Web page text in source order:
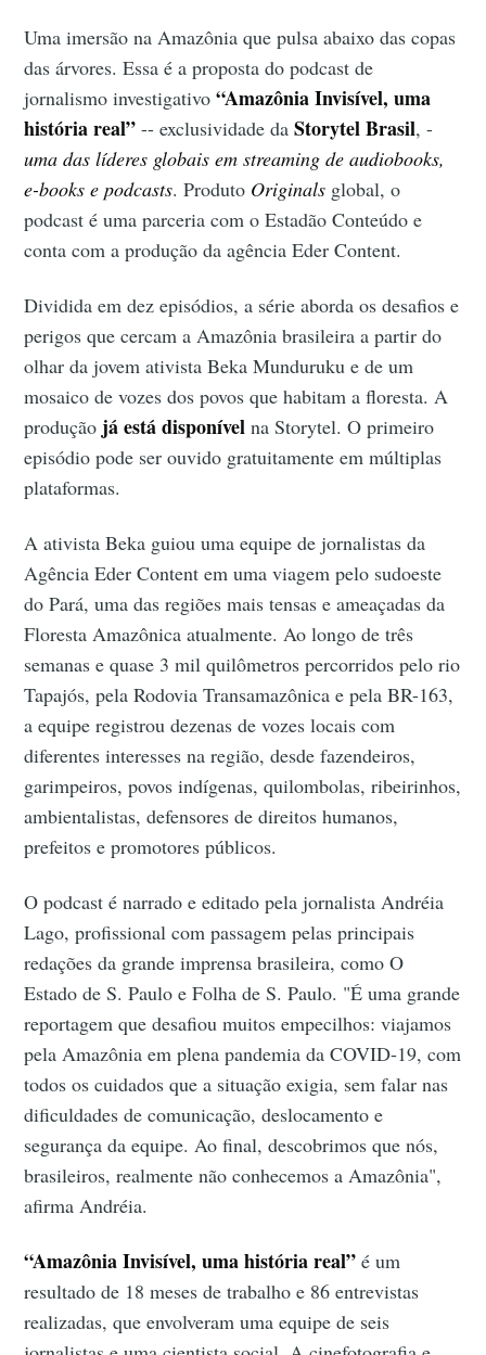
Uma imersão na Amazônia que pulsa abaixo das copas
das árvores. Essa é a proposta do podcast de
jornalismo investigativo“Amazônia Invisível, uma
história real” -- exclusividade daStorytel Brasil, -
uma das líderes globais em streaming de audiobooks,
e-books e podcasts. Produto Originals global, o
podcast é uma parceria com o Estadão Conteúdo e
conta com a produção da agência Eder Content.
Dividida em dez episódios, a série aborda os desafios e
perigos que cercam a Amazônia brasileira a partir do
olhar da jovem ativista Beka Munduruku e de um
mosaico de vozes dos povos que habitam a floresta. A
produção já está disponível na Storytel. O primeiro
episódio pode ser ouvido gratuitamente em múltiplas
plataformas.
A ativista Beka guiou uma equipe de jornalistas da
Agência Eder Content em uma viagem pelo sudoeste
do Pará, uma das regiões mais tensas e ameaçadas da
Floresta Amazônica atualmente. Ao longo de três
semanas e quase 3 mil quilômetros percorridos pelo rio
Tapajós, pela Rodovia Transamazônica e pela BR-163,
a equipe registrou dezenas de vozes locais com
diferentes interesses na região, desde fazendeiros,
garimpeiros, povos indígenas, quilombolas, ribeirinhos,
ambientalistas, defensores de direitos humanos,
prefeitos e promotores públicos.
O podcast é narrado e editado pela jornalista Andréia
Lago, profissional com passagem pelas principais
redações da grande imprensa brasileira, como O
Estado de S. Paulo e Folha de S. Paulo. "É uma grande
reportagem que desafiou muitos empecilhos: viajamos
pela Amazônia em plena pandemia da COVID-19, com
todos os cuidados que a situação exigia, sem falar nas
dificuldades de comunicação, deslocamento e
segurança da equipe. Ao final, descobrimos que nós,
brasileiros, realmente não conhecemos a Amazônia",
afirma Andréia.
“Amazônia Invisível, uma história real” é um
resultado de 18 meses de trabalho e 86 entrevistas
realizadas, que envolveram uma equipe de seis